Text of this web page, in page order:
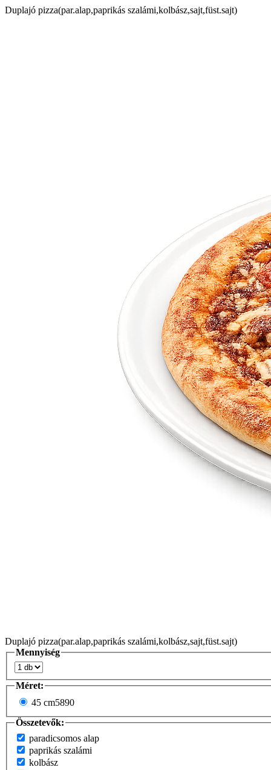
Duplajó pizza(par.alap,paprikás szalámi,kolbász,sajt,füst.sajt)
Duplajó pizza(par.alap,paprikás szalámi,kolbász,sajt,füst.sajt)
Mennyiség
Méret:
45 cm5890
Összetevők:
paradicsomos alap
paprikás szalámi
kolbász